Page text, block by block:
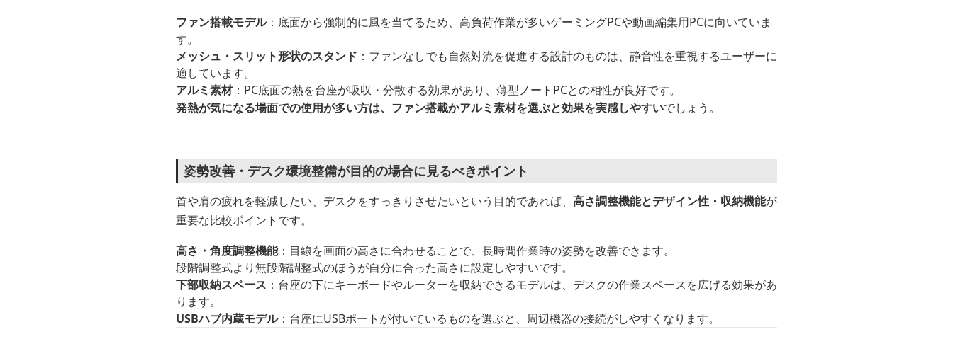
ファン搭載モデル：底面から強制的に風を当てるため、高負荷作業が多いゲーミングPCや動画編集用PCに向いていま
す。
メッシュ・スリット形状のスタンド ：ファンなしでも自然対流を促進する設計のものは、静音性を重視するユーザーに
適しています。
アルミ素材：PC底面の熱を台座が吸収・分散する効果があり、薄型ノートPCとの相性が良好です。
発熱が気になる場面での使用が多い方は、ファン搭載かアルミ素材を選ぶと効果を実感しやすいでしょう。
姿勢改善・デスク環境整備が目的の場合に見るべきポイント
首や肩の疲れを軽減したい、デスクをすっきりさせたいという目的であれば、 高さ調整機能とデザイン性・収納機能が
重要な比較ポイントです。
高さ・角度調整機能：目線を画面の高さに合わせることで、長時間作業時の姿勢を改善できます。
段階調整式より無段階調整式のほうが自分に合った高さに設定しやすいです。
下部収納スペース ：台座の下にキーボードやルーターを収納できるモデルは、デスクの作業スペースを広げる効果があ
ります。
USBハブ内蔵モデル：台座にUSBポートが付いているものを選ぶと、周辺機器の接続がしやすくなります。